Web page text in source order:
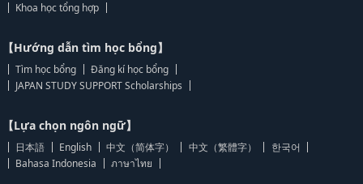
Khoa học tổng hợp
【Hướng dẫn tìm học bổng】
Tìm học bổng
Đăng kí học bổng
JAPAN STUDY SUPPORT Scholarships
【Lựa chọn ngôn ngữ】
日本語 English 中文（简体字） 中文（繁體字）
한국어
Bahasa Indonesia
ภาษาไทย